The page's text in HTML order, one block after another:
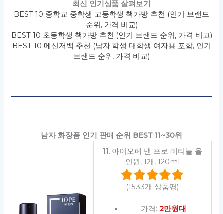
최신 인기상품 살펴보기
BEST 10 중학교 중학생 고등학생 책가방 추천 (인기 브랜드
순위, 가격 비교)
BEST 10 초등학생 책가방 추천 (인기 브랜드 순위, 가격 비교)
BEST 10 메신저백 추천 (남자 학생 대학생 여자용 포함, 인기
브랜드 순위, 가격 비교)
남자 화장품 인기 판매 순위 BEST 11~30위
11. 아이오페 맨 프로 레티놀 올
인원, 1개, 120ml
(1533개 상품평)
가격: 2만원대